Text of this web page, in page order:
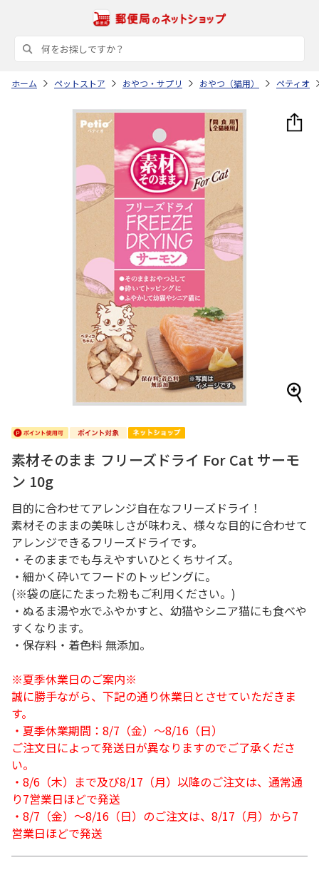
ホーム ペットストア おやつ・サプリ おやつ（猫用） ペティオ
素材そのまま フリーズドライ For Cat サーモ
ン 10g
目的に合わせてアレンジ自在なフリーズドライ！
素材そのままの美味しさが味わえ、様々な目的に合わせて
アレンジできるフリーズドライです。
・そのままでも与えやすいひとくちサイズ。
・細かく砕いてフードのトッピングに。
(※袋の底にたまった粉もご利用ください。)
・ぬるま湯や水でふやかすと、幼猫やシニア猫にも食べや
すくなります。
・保存料・着色料 無添加。
※夏季休業日のご案内※
誠に勝手ながら、下記の通り休業日とさせていただきま
す。
・夏季休業期間：8/7（金）～8/16（日）
ご注文日によって発送日が異なりますのでご了承くださ
い。
・8/6（木）まで及び8/17（月）以降のご注文は、通常通
り7営業日ほどで発送
・8/7（金）～8/16（日）のご注文は、8/17（月）から7
営業日ほどで発送